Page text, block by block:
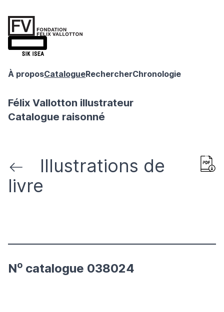
À proposCatalogueRechercherChronologie
Félix Vallotton illustrateur
Catalogue raisonné
Illustrations de
livre
No catalogue 038024